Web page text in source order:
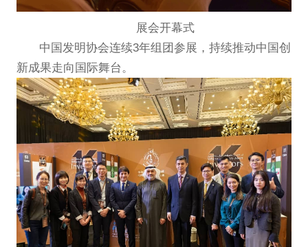
展会开幕式
中国发明协会连续3年组团参展，持续推动中国创
新成果走向国际舞台。